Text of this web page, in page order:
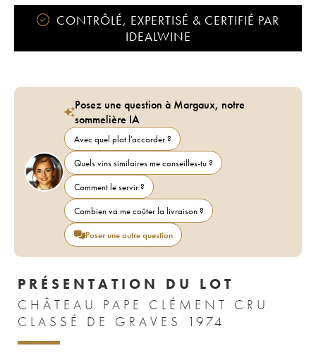
CONTRÔLÉ, EXPERTISÉ & CERTIFIÉ PAR
IDEALWINE
Posez une question à Margaux, notre
sommelière IA
Avec quel plat l'accorder ?
Quels vins similaires me conseilles-tu ?
Comment le servir ?
Combien va me coûter la livraison ?
Poser une autre question
PRÉSENTATION DU LOT
CHÂTEAU PAPE CLÉMENT CRU
CLASSÉ DE GRAVES 1974